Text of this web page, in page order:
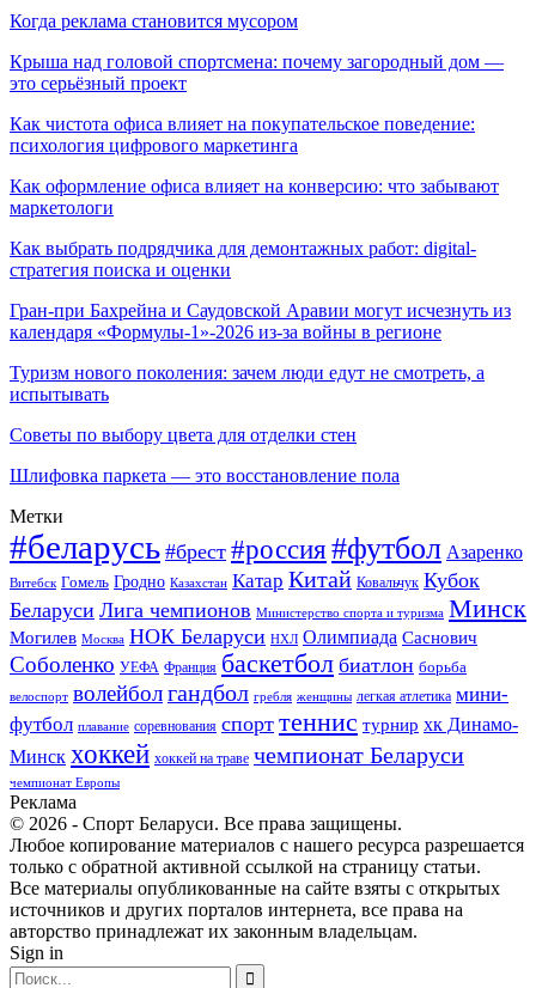
Когда реклама становится мусором
Крыша над головой спортсмена: почему загородный дом —
это серьёзный проект
Как чистота офиса влияет на покупательское поведение:
психология цифрового маркетинга
Как оформление офиса влияет на конверсию: что забывают
маркетологи
Как выбрать подрядчика для демонтажных работ: digital-
стратегия поиска и оценки
Гран-при Бахрейна и Саудовской Аравии могут исчезнуть из
календаря «Формулы-1»-2026 из-за войны в регионе
Туризм нового поколения: зачем люди едут не смотреть, а
испытывать
Советы по выбору цвета для отделки стен
Шлифовка паркета — это восстановление пола
Метки
#беларусь #брест #россия#футбол Азаренко
Витебск Гомель Гродно Казахстан Катар Китай Ковальчук Кубок
Беларуси Лига чемпионов Министерство спорта и туризма Минск
Могилев Москва НОК Беларуси НХЛ Олимпиада Саснович
Соболенко УЕФА Франция баскетбол биатлон борьба
велоспорт волейболгандбол гребля женщины легкая атлетика мини-
футбол плавание соревнования спорт теннис турнир хк Динамо-
Минск хоккей хоккей на траве чемпионат Беларуси
чемпионат Европы
Реклама
© 2026 - Спорт Беларуси. Все права защищены.
Любое копирование материалов с нашего ресурса разрешается
только с обратной активной ссылкой на страницу статьи.
Все материалы опубликованные на сайте взяты с открытых
источников и других порталов интернета, все права на
авторство принадлежат их законным владельцам.
Sign in